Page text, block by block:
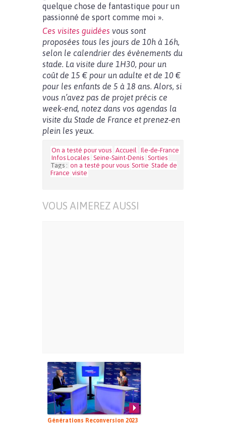
quelque chose de fantastique pour un
passionné de sport comme moi ».
Ces visites guidées vous sont
proposées tous les jours de 10h à 16h,
selon le calendrier des évènements du
stade. La visite dure 1H30, pour un
coût de 15 € pour un adulte et de 10 €
pour les enfants de 5 à 18 ans. Alors, si
vous n’avez pas de projet précis ce
week-end, notez dans vos agendas la
visite du Stade de France et prenez-en
plein les yeux.
On a testé pour vous Accueil Ile-de-France
Infos Locales Seine-Saint-Denis Sorties
Tags : on a testé pour vous Sortie Stade de
France visite
VOUS AIMEREZ AUSSI
Générations Reconversion 2023